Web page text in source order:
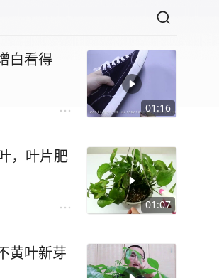
01:16
白看得
01:07
，叶片肥
黄叶新芽